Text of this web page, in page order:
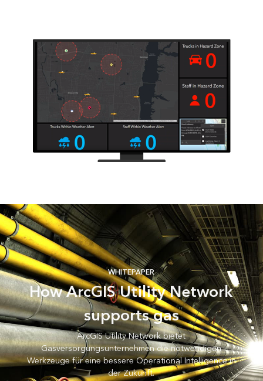
WHITEPAPER
How ArcGIS Utility Network
supports gas
ArcGIS Utility Network bietet
Gasversorgungsunternehmen die notwendigen
Werkzeuge für eine bessere Operational Intelligence in
der Zukunft.